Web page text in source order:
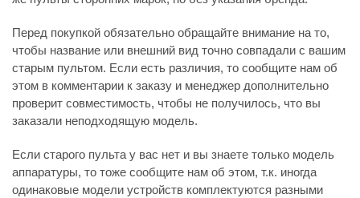
Перед покупкой обязательно обращайте внимание на то,
чтобы название или внешний вид точно совпадали с вашим
старым пультом. Если есть различия, то сообщите нам об
этом в комментарии к заказу и менеджер дополнительно
проверит совместимость, чтобы не получилось, что вы
заказали неподходящую модель.
Если старого пульта у вас нет и вы знаете только модель
аппаратуры, то тоже сообщите нам об этом, т.к. иногда
одинаковые модели устройств комплектуются разными